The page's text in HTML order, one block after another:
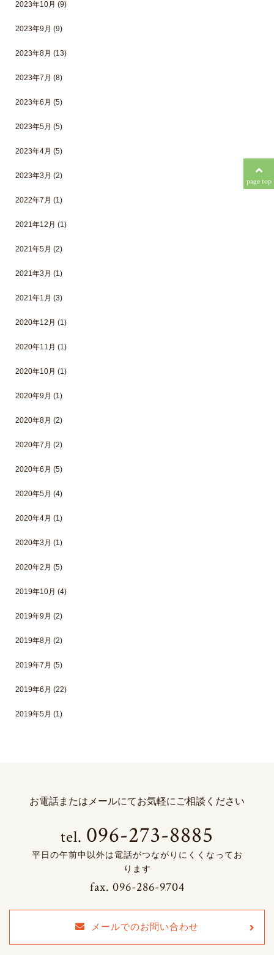
2023年10月 (9)
2023年9月 (9)
2023年8月 (13)
2023年7月 (8)
2023年6月 (5)
2023年5月 (5)
2023年4月 (5)
2023年3月 (2)
2022年7月 (1)
2021年12月 (1)
2021年5月 (2)
2021年3月 (1)
2021年1月 (3)
2020年12月 (1)
2020年11月 (1)
2020年10月 (1)
2020年9月 (1)
2020年8月 (2)
2020年7月 (2)
2020年6月 (5)
2020年5月 (4)
2020年4月 (1)
2020年3月 (1)
2020年2月 (5)
2019年10月 (4)
2019年9月 (2)
2019年8月 (2)
2019年7月 (5)
2019年6月 (22)
2019年5月 (1)
page top
お電話またはメールにてお気軽にご相談ください
tel. 096-273-8885
平日の午前中以外は電話がつながりにくくなってお
ります
fax. 096-286-9704
メールでのお問い合わせ